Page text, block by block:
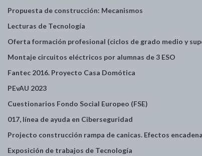
Propuesta de construcción: Mecanismos
Lecturas de Tecnología
Oferta formación profesional (ciclos de grado medio y
Montaje circuitos eléctricos por alumnas de 3 ESO
Fantec 2016. Proyecto Casa Domótica
PEvAU 2023
Cuestionarios Fondo Social Europeo (FSE)
017, línea de ayuda en Ciberseguridad
Projecto construcción rampa de canicas. Efectos
Exposición de trabajos de Tecnología